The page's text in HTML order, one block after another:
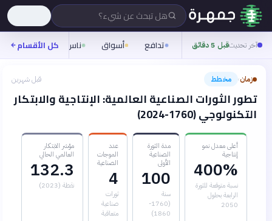
هل تبحث عن شيء؟
آخر تحديثقبل 5 دقائق تدافع أسواق ناس روح
كل الأقسام
زمان› مخطط قبل شهرين
تطور الثورات الصناعية العالمية: الإنتاجية والابتكار
التكنولوجي (1760-2024)
أعلى معدل نمو
إنتاجية
400%
نسبة متوقعة للثورة
الرابعة بحلول
2050
مدة الثورة
الصناعية
الأولى
100
سنة
(1760-
1860)
عدد
الموجات
الصناعية
4
ثورات
صناعية
متعاقبة
مؤشر الابتكار
العالمي الحالي
132.3
نقطة (2023)